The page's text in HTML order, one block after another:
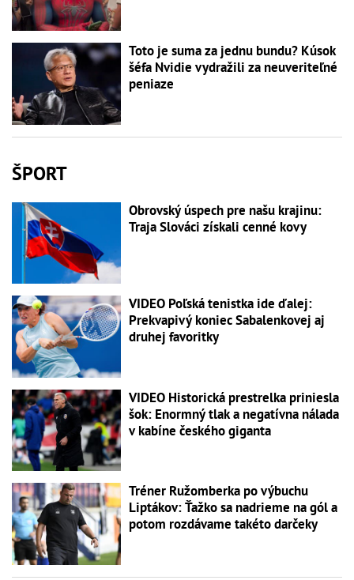
Toto je suma za jednu bundu? Kúsok
šéfa Nvidie vydražili za neuveriteľné
peniaze
ŠPORT
Obrovský úspech pre našu krajinu:
Traja Slováci získali cenné kovy
VIDEO Poľská tenistka ide ďalej:
Prekvapivý koniec Sabalenkovej aj
druhej favoritky
VIDEO Historická prestrelka priniesla
šok: Enormný tlak a negatívna nálada
v kabíne českého giganta
Tréner Ružomberka po výbuchu
Liptákov: Ťažko sa nadrieme na gól a
potom rozdávame takéto darčeky